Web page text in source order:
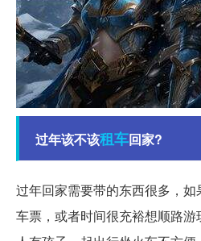
过年该不该租车回家?
过年回家需要带的东西很多，
车票，或者时间很充裕想顺路